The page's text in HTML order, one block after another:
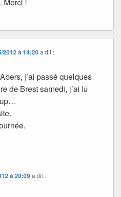
Merci !
2012 à 14:20 a dit :
j’ai passé quelques
de Brest samedi, j’ai lu
à 20:09a dit :